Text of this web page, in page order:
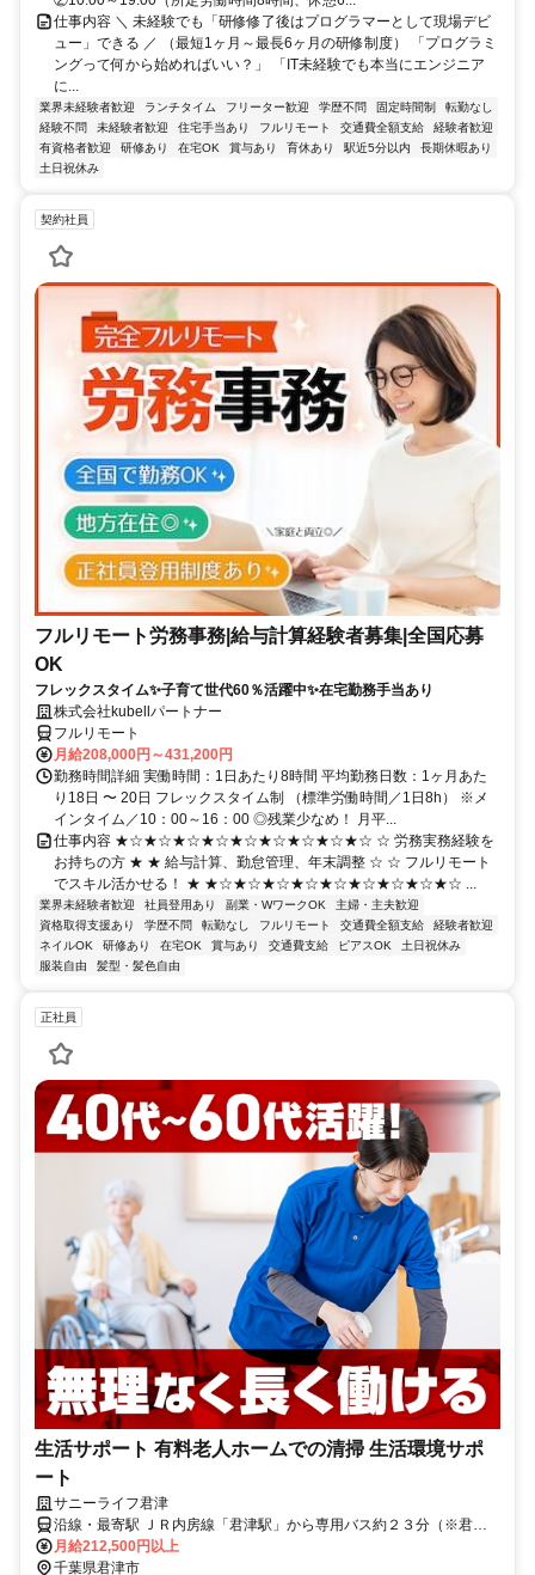
仕事内容 ＼ 未経験でも「研修修了後はプログラマーとして現場デビ
ュー」できる ／ （最短1ヶ月～最長6ヶ月の研修制度） 「プログラミ
ングって何から始めればいい？」 「IT未経験でも本当にエンジニア
に...
業界未経験者歓迎 ランチタイム フリーター歓迎 学歴不問 固定時間制
転勤なし
経験不問
未経験者歓迎 住宅手当あり フルリモート 交通費全額支給
経験者歓迎
有資格者歓迎
研修あり 在宅OK 賞与あり 育休あり 駅近5分以内
長期休暇あり
土日祝休み
契約社員
フルリモート労務事務|給与計算経験者募集|全国応募
OK
フレックスタイム✨子育て世代60％活躍中✨在宅勤務手当あり
株式会社kubellパートナー
フルリモート
月給208,000円～431,200円
勤務時間詳細 実働時間：1日あたり8時間 平均勤務日数：1ヶ月あた
り18日 〜 20日 フレックスタイム制 （標準労働時間／1日8h） ※メ
インタイム／10：00～16：00 ◎残業少なめ！ 月平...
仕事内容 ★☆★☆★☆★☆★☆★☆★☆★☆★☆ ☆ 労務実務経験を
お持ちの方 ★ ★ 給与計算、勤怠管理、年末調整 ☆ ☆ フルリモート
でスキル活かせる！ ★ ★☆★☆★☆★☆★☆★☆★☆★☆★☆ ...
業界未経験者歓迎 社員登用あり 副業・WワークOK
主婦・主夫歓迎
資格取得支援あり
学歴不問 転勤なし フルリモート 交通費全額支給
経験者歓迎
ネイルOK
研修あり 在宅OK 賞与あり 交通費支給 ピアスOK
土日祝休み
服装自由
髪型・髪色自由
正社員
生活サポート 有料老人ホームでの清掃 生活環境サポ
ート
サニーライフ君津
沿線・最寄駅 ＪＲ内房線「君津駅」から専用バス約２３分（※君津
駅より送迎有）マイカー・バイク通勤可（無料駐車場有）
月給212,500円以上
千葉県君津市